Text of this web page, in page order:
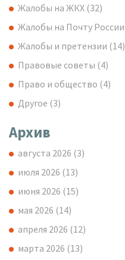
Жалобы на ЖКХ (32)
Жалобы на Почту России
Жалобы и претензии (14)
Правовые советы (4)
Право и общество (4)
Другое (3)
Архив
августа 2026 (3)
июля 2026 (13)
июня 2026 (15)
мая 2026 (14)
апреля 2026 (12)
марта 2026 (13)